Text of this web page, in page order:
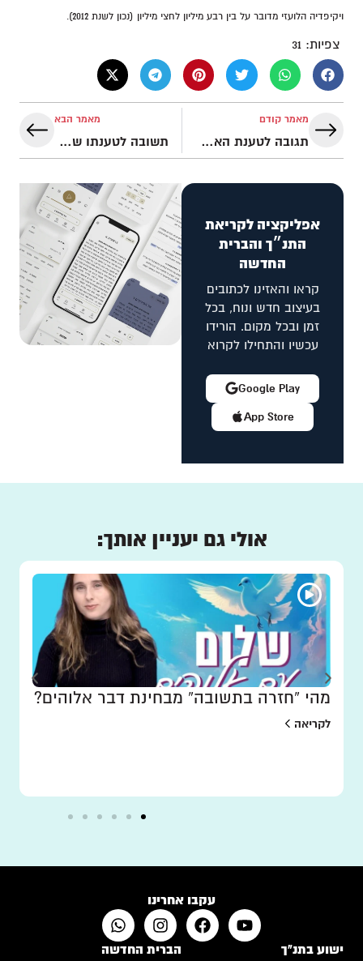
ויקיפדיה הלועזי מדובר על בין רבע מיליון לחצי מיליון (נכון לשנת 2012).
צפיות: 31
מאמר קודם
תגובה לטענת הארגון החרדי 'יד לאחים' אודות הלידה הניסית של המשיח
מאמר הבא
תשובה לטענתו של הרב דוד ארצי
אפליקציה לקריאת
התנ״ך והברית
החדשה
קראו והאזינו לכתובים
בעיצוב חדש ונוח, בכל
זמן ובכל מקום. הורידו
עכשיו והתחילו לקרוא
App Store
Google Play
אולי גם יעניין אותך:
מהי “חזרה בתשובה” מבחינת דבר אלוהים?
לקריאה
עקבו אחרינו
ישוע בתנ"ך הברית החדשה